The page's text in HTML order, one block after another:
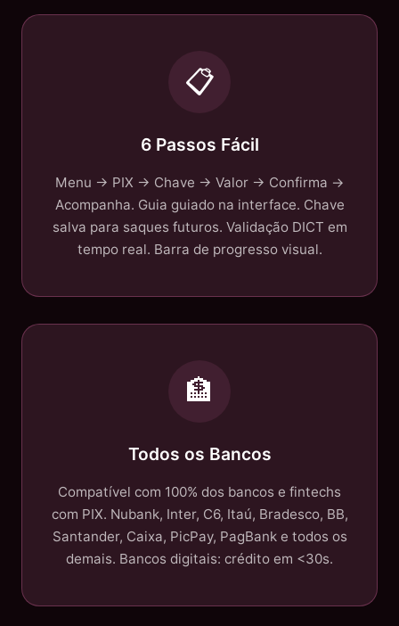
📋
6 Passos Fácil
Menu → PIX → Chave → Valor → Confirma →
Acompanha. Guia guiado na interface. Chave
salva para saques futuros. Validação DICT em
tempo real. Barra de progresso visual.
🏦
Todos os Bancos
Compatível com 100% dos bancos e fintechs
com PIX. Nubank, Inter, C6, Itaú, Bradesco, BB,
Santander, Caixa, PicPay, PagBank e todos os
demais. Bancos digitais: crédito em <30s.